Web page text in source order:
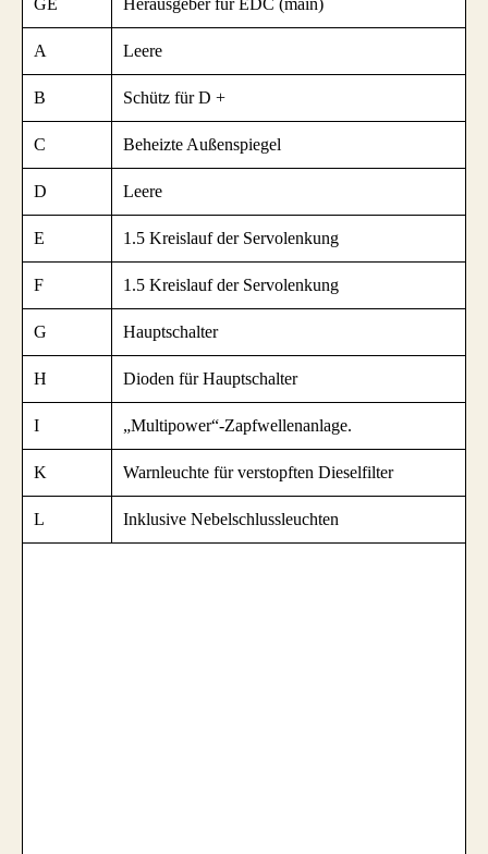
A Leere
B Schütz für D +
C Beheizte Außenspiegel
D Leere
E 1.5 Kreislauf der Servolenkung
F 1.5 Kreislauf der Servolenkung
G Hauptschalter
H Dioden für Hauptschalter
I „Multipower“-Zapfwellenanlage.
K Warnleuchte für verstopften Dieselfilter
L Inklusive Nebelschlussleuchten